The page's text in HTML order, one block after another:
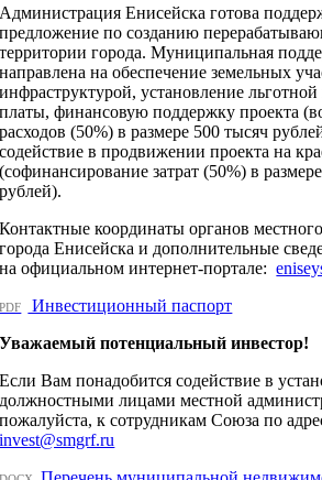
Администрация Енисейска готова
предложение по созданию
территории города. Муниципальная
направлена на обеспечение земельных
инфраструктурой, установление
платы, финансовую поддержку проекта
расходов (50%) в размере 500 тысяч
содействие в продвижении проекта на
(софинансирование затрат (50%) в
рублей).
Контактные координаты органов
города Енисейска и дополнительные
на официальном интернет-портале:
PDF
Инвестиционный паспорт
Уважаемый потенциальный инвестор!
Если Вам понадобится содействие в
должностными лицами местной
пожалуйста, к сотрудникам Союза по
invest@smgrf.ru